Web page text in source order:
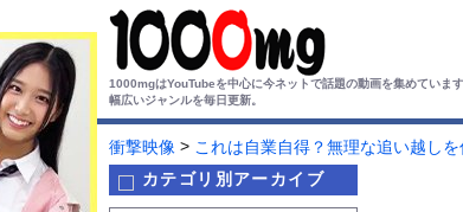
1000mgはYouTubeを中心に今ネットで話題の動画を集めています
幅広いジャンルを毎日更新。
衝撃映像 > これは自業自得？無理な追い越し
カテゴリ別アーカイブ